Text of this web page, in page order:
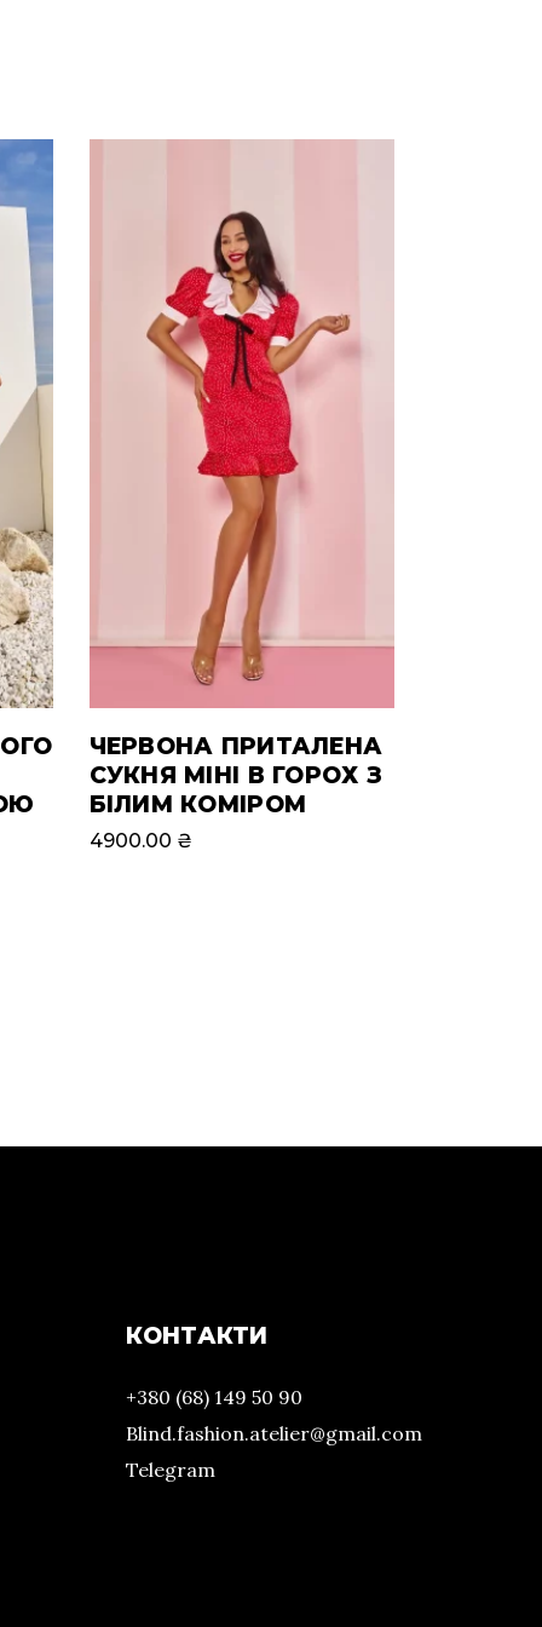
ЧЕРВОНА ПРИТАЛЕНА
СУКНЯ МІНІ В ГОРОХ З
БІЛИМ КОМІРОМ
4900.00 ₴
КОНТАКТИ
+380 (68) 149 50 90
Blind.fashion.atelier@gmail.com
Telegram